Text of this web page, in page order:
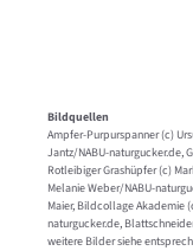
Bildquellen
Ampfer-Purpurspanner (c)
Jantz/NABU-naturgucker.de,
Rotleibiger Grashüpfer (c)
Melanie Weber/NABU-
Maier, Bildcollage Akademie
naturgucker.de,
weitere Bilder siehe